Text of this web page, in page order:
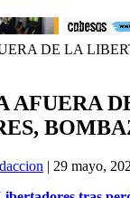
AFUERA
| 29 mayo,